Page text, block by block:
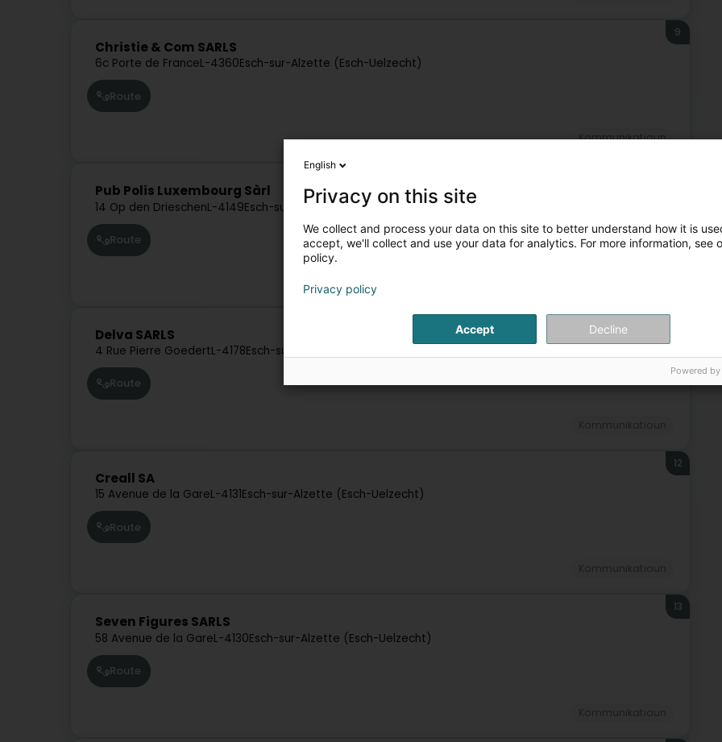
Christie & Com SARLS
6c Porte de FranceL-4360Esch-sur-Alzette (Esch-Uelzecht)
9
Route
Kommunikatioun
Pub Polis Luxembourg Sàrl
14 Op den DrieschenL-4149Esch-sur-Alzette (Esch-Uelzecht)
Route
Delva SARLS
4 Rue Pierre GoedertL-4178Esch-sur-Alzette (Esch-Uelzecht)
Route
Creall SA
15 Avenue de la GareL-4131Esch-sur-Alzette (Esch-Uelzecht)
12
Route
Seven Figures SARLS
58 Avenue de la GareL-4130Esch-sur-Alzette (Esch-Uelzecht)
13
Route
English
Privacy on this site
We collect and process your data on this site to better understand how it is
accept, we'll collect and use your data for analytics. For more information, see
policy.
Privacy policy
Accept Decline
Powered by